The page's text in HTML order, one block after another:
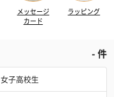
メッセージ
カード
ラッピング
-件
女子高校生